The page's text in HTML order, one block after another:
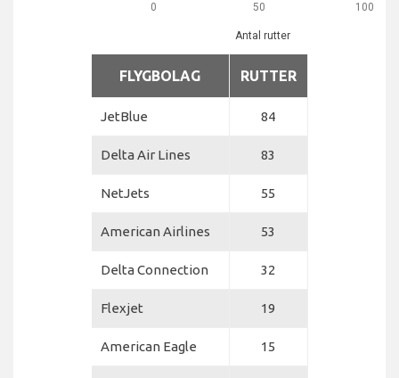
0 50 100
Antal rutter
FLYGBOLAG RUTTER
JetBlue 84
Delta Air Lines 83
NetJets 55
American Airlines 53
Delta Connection 32
Flexjet 19
American Eagle 15